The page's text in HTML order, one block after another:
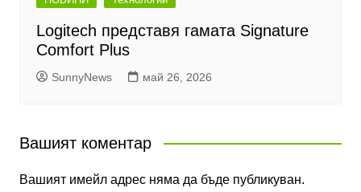
Logitech представя гамата Signature
Comfort Plus
SunnyNews май 26, 2026
Вашият коментар
Вашият имейл адрес няма да бъде публикуван.